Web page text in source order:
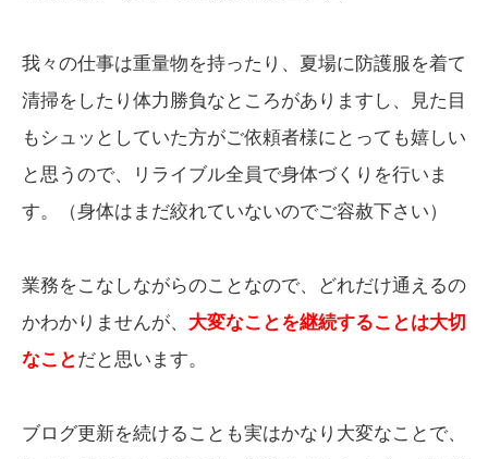
我々の仕事は重量物を持ったり、夏場に防護服を着て
清掃をしたり体力勝負なところがありますし、見た目
もシュッとしていた方がご依頼者様にとっても嬉しい
と思うので、リライブル全員で身体づくりを行いま
す。（身体はまだ絞れていないのでご容赦下さい）
業務をこなしながらのことなので、どれだけ通えるの
かわかりませんが、 大変なことを継続することは大切
なことだと思います。
ブログ更新を続けることも実はかなり大変なことで、